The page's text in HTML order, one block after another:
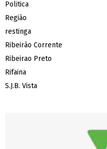
Politica
Região
restinga
Ribeirão Corrente
Ribeirao Preto
Rifaina
S.J.B. Vista